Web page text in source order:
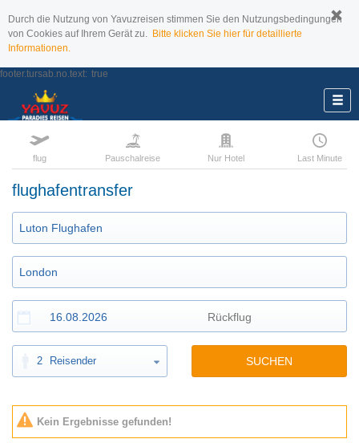
Durch die Nutzung von Yavuzreisen stimmen Sie den Nutzungsbedingungen
von Cookies auf Ihrem Gerät zu. Bitte klicken Sie hier für detaillierte
Informationen.
footer.tursab.no.text: true
flug Pauschalreise Nur Hotel Last Minute
flughafentransfer
2 Reisender SUCHEN
Kein Ergebnisse gefunden!